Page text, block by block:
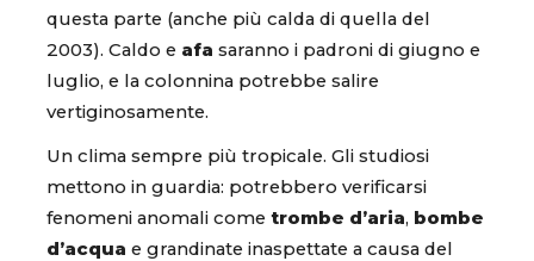
questa parte (anche più calda di quella del
2003). Caldo e afa saranno i padroni di giugno e
luglio, e la colonnina potrebbe salire
vertiginosamente.
Un clima sempre più tropicale. Gli studiosi
mettono in guardia: potrebbero verificarsi
fenomeni anomali come trombe d’aria, bombe
d’acqua e grandinate inaspettate a causa del